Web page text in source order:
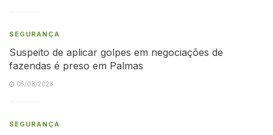
SEGURANÇA
Suspeito de aplicar golpes em negociações de
fazendas é preso em Palmas
05/08/2026
SEGURANÇA